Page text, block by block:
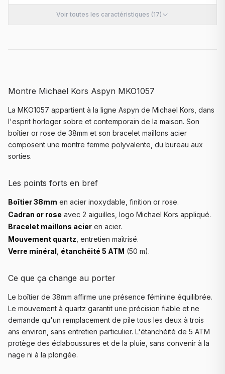
Voir toutes les caractéristiques (17)
Montre Michael Kors Aspyn MKO1057
La MKO1057 appartient à la ligne Aspyn de Michael Kors, dans
l'esprit horloger sobre et contemporain de la maison. Son
boîtier or rose de 38mm et son bracelet maillons acier
composent une montre femme polyvalente, du bureau aux
sorties.
Les points forts en bref
Boîtier 38mm en acier inoxydable, finition or rose.
Cadran or rose avec 2 aiguilles, logo Michael Kors appliqué.
Bracelet maillons acier en acier.
Mouvement quartz , entretien maîtrisé.
Verre minéral étanchéité 5 ATM (50 m).
Ce que ça change au porter
Le boîtier de 38mm affirme une présence féminine équilibrée.
Le mouvement à quartz garantit une précision fiable et ne
demande qu'un remplacement de pile tous les deux à trois
ans environ, sans entretien particulier. L'étanchéité de 5 ATM
protège des éclaboussures et de la pluie, sans convenir à la
nage ni à la plongée.